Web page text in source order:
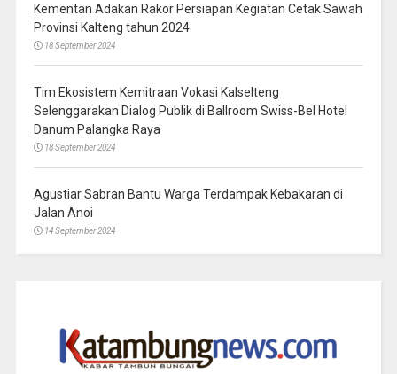
Kementan Adakan Rakor Persiapan Kegiatan Cetak Sawah
Provinsi Kalteng tahun 2024
18 September 2024
Tim Ekosistem Kemitraan Vokasi Kalselteng
Selenggarakan Dialog Publik di Ballroom Swiss-Bel Hotel
Danum Palangka Raya
18 September 2024
Agustiar Sabran Bantu Warga Terdampak Kebakaran di
Jalan Anoi
14 September 2024